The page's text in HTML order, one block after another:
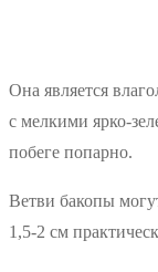
Она является
с мелкими ярко-
побеге попарно.
Ветви бакопы
1,5-2 см